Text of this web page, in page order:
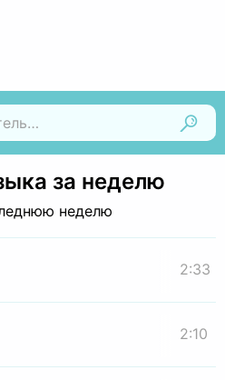
за неделю
неделю
2:33
2:10